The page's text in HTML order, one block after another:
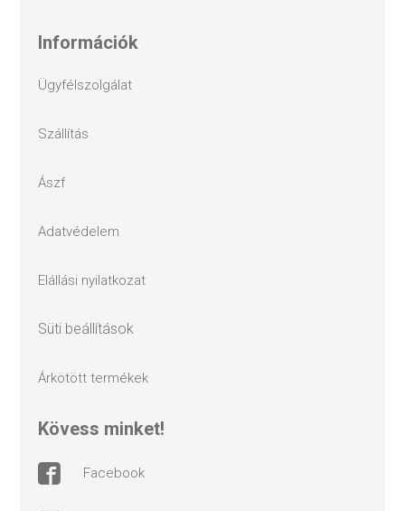
információk
ügyfélszolgálat
szállítás
ászf
adatvédelem
elállási nyilatkozat
süti beállítások
árkötött termékek
kövess minket!
facebook